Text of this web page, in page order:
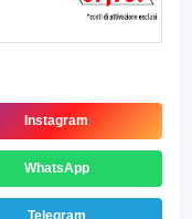
Instagram
WhatsApp